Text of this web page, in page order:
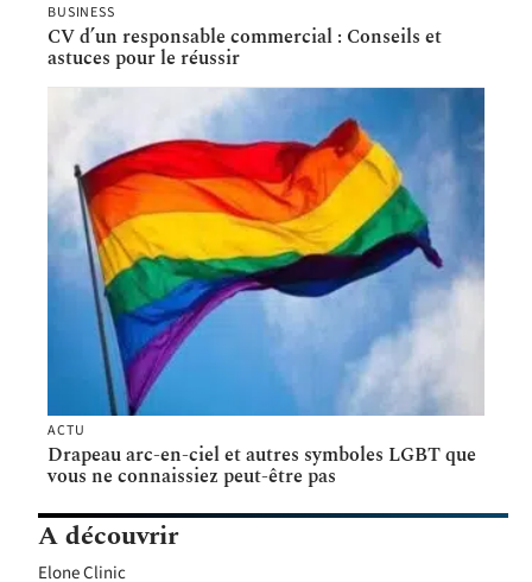
BUSINESS
CV d’un responsable commercial : Conseils et
astuces pour le réussir
ACTU
Drapeau arc-en-ciel et autres symboles LGBT que
vous ne connaissiez peut-être pas
A découvrir
Elone Clinic